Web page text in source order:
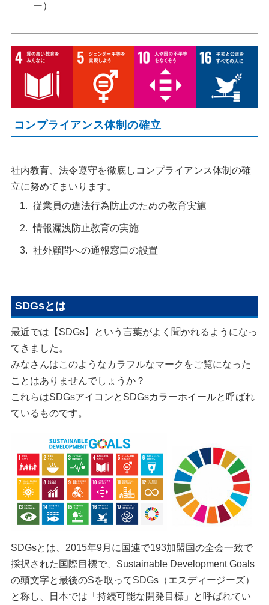
ー）
コンプライアンス体制の確立
社内教育、法令遵守を徹底しコンプライアンス体制の確
立に努めてまいります。
従業員の違法行為防止のための教育実施
情報漏洩防止教育の実施
社外顧問への通報窓口の設置
SDGsとは
最近では【SDGs】という言葉がよく聞かれるようになっ
てきました。
みなさんはこのようなカラフルなマークをご覧になった
ことはありませんでしょうか？
これらはSDGsアイコンとSDGsカラーホイールと呼ばれ
ているものです。
SDGsとは、2015年9月に国連で193加盟国の全会一致で
採択された国際目標で、Sustainable Development Goals
の頭文字と最後のSを取ってSDGs（エスディージーズ）
と称し、日本では「持続可能な開発目標」と呼ばれてい